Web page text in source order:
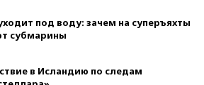
под воду: зачем на суперъяхты
субмарины
в Исландию по следам